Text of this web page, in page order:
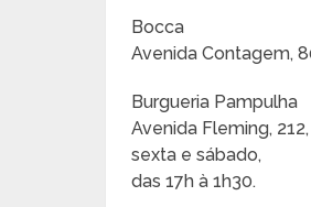
Bocca
Avenida Contagem,
Burgueria Pampulha
Avenida Fleming,
sexta e sábado,
das 17h à 1h30.